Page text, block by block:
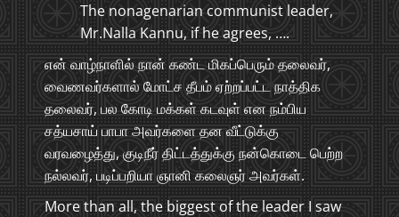
The nonagenarian communist leader,
Mr.Nalla Kannu, if he agrees, ….
என் வாழ்நாளில் நான் கண்ட மிகப்பெரும் தலைவர்,
வைணவர்களால் மோட்ச தீபம் ஏற்றப்பட்ட நாத்திக
தலைவர், பல கோடி மக்கள் கடவுள் என நம்பிய
சத்யசாய் பாபா அவர்களை தன வீட்டுக்கு
வரவழைத்து, குடிநீர் திட்டத்துக்கு நன்கொடை பெற்ற
நல்லவர், படிப்பறியா ஞானி கலைஞர் அவர்கள்.
More than all, the biggest of the leader I saw